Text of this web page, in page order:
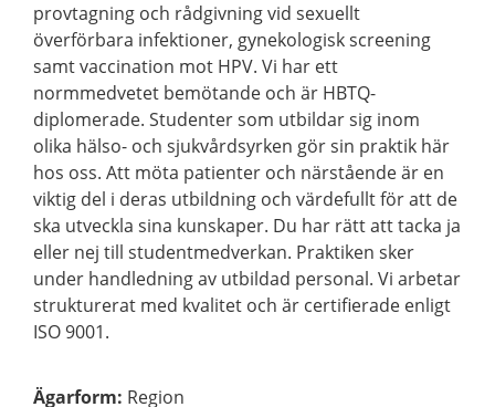
provtagning och rådgivning vid sexuellt
överförbara infektioner, gynekologisk screening
samt vaccination mot HPV. Vi har ett
normmedvetet bemötande och är HBTQ-
diplomerade. Studenter som utbildar sig inom
olika hälso- och sjukvårdsyrken gör sin praktik här
hos oss. Att möta patienter och närstående är en
viktig del i deras utbildning och värdefullt för att de
ska utveckla sina kunskaper. Du har rätt att tacka ja
eller nej till studentmedverkan. Praktiken sker
under handledning av utbildad personal. Vi arbetar
strukturerat med kvalitet och är certifierade enligt
ISO 9001.
Ägarform: Region